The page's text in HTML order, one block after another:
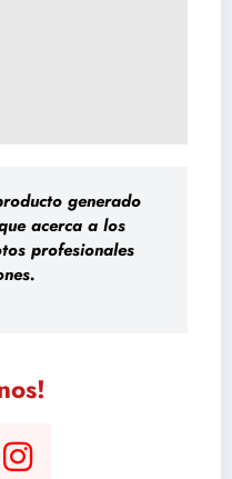
generado
acerca a los
profesionales